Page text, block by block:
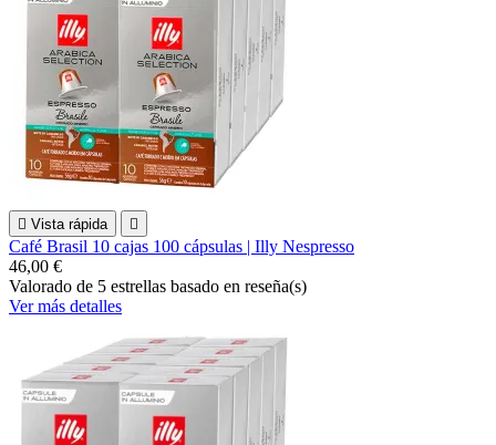
 Vista rápida 
Café Brasil 10 cajas 100 cápsulas | Illy Nespresso
46,00 €
Valorado de 5 estrellas basado en reseña(s)
Ver más detalles